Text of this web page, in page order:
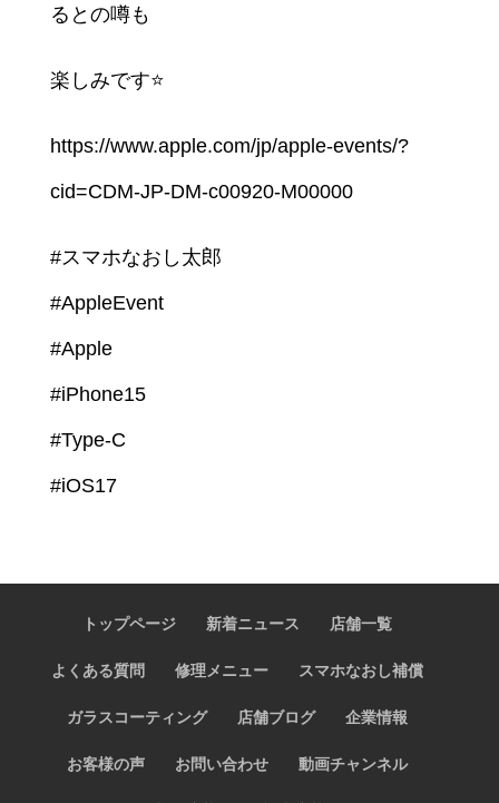
るとの噂も
楽しみです⭐️
https://www.apple.com/jp/apple-events/?
cid=CDM-JP-DM-c00920-M00000
#スマホなおし太郎
#AppleEvent
#Apple
#iPhone15
#Type-C
#iOS17
トップページ 新着ニュース 店舗一覧
よくある質問 修理メニュー スマホなおし補償
ガラスコーティング 店舗ブログ 企業情報
お客様の声 お問い合わせ 動画チャンネル